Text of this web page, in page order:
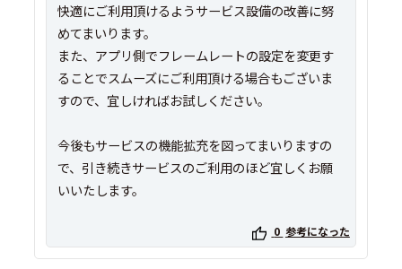
快適にご利用頂けるようサービス設備の改善に努
めてまいります。
また、アプリ側でフレームレートの設定を変更す
ることでスムーズにご利用頂ける場合もございま
すので、宜しければお試しください。
今後もサービスの機能拡充を図ってまいりますの
で、引き続きサービスのご利用のほど宜しくお願
いいたします。
0 参考になった